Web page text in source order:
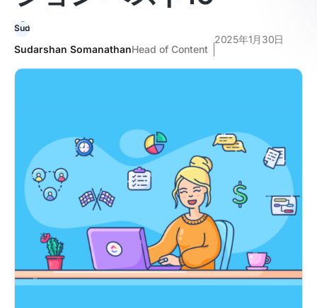
Sudarshan SomanathanHead of Content
2025年1月30日